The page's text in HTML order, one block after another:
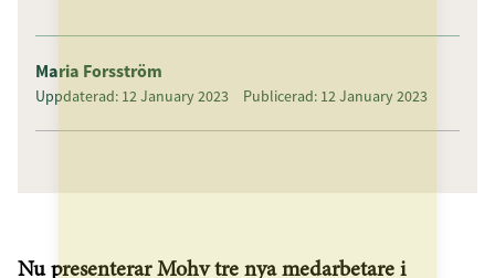
Maria Forsström
Uppdaterad: 12 January 2023 Publicerad: 12 January 2023
Nu presenterar Mohv tre nya medarbetare i